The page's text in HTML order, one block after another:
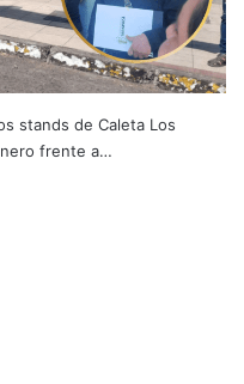
stands de Caleta Los
frente a…